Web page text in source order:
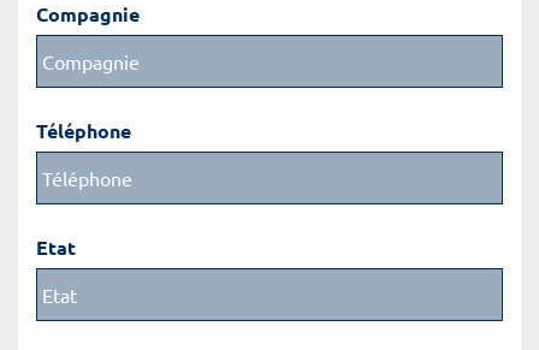
Compagnie
Téléphone
Etat